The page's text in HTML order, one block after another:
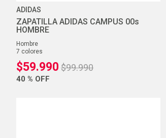
ADIDAS
ZAPATILLA ADIDAS CAMPUS 00s
HOMBRE
hombre
7 colores
$59.990 $99.990
40 % OFF